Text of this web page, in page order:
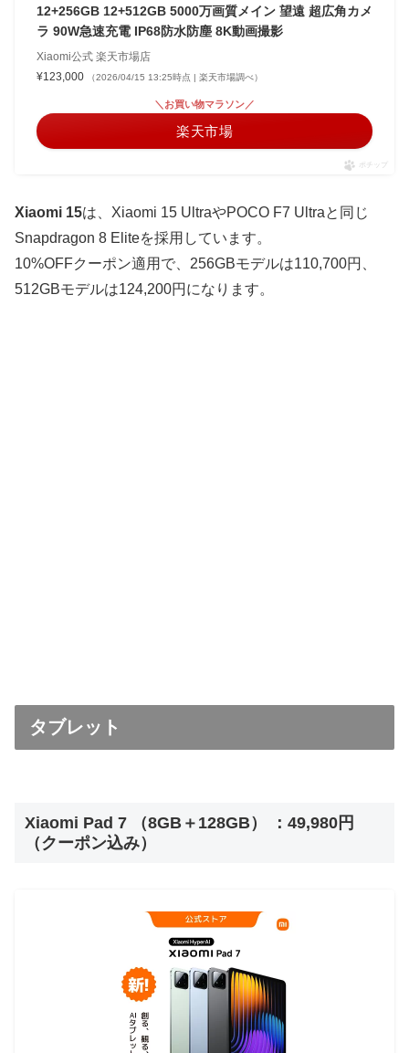
12+256GB 12+512GB 5000万画質メイン 望遠 超広角カメ
ラ 90W急速充電 IP68防水防塵 8K動画撮影
Xiaomi公式 楽天市場店
¥123,000
（2026/04/15 13:25時点 | 楽天市場調べ）
＼お買い物マラソン／
楽天市場
ポチップ
Xiaomi 15は、Xiaomi 15 UltraやPOCO F7 Ultraと同じ
Snapdragon 8 Eliteを採用しています。
10%OFFクーポン適用で、256GBモデルは110,700円、
512GBモデルは124,200円になります。
タブレット
Xiaomi Pad 7 （8GB＋128GB） ：49,980円
（クーポン込み）